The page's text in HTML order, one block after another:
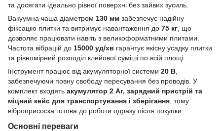
та досягати ідеально рівної поверхні без зайвих зусиль.
Вакуумна чаша діаметром 130 мм забезпечує надійну
фіксацію плитки та витримує навантаження до 75 кг , що
дозволяє працювати навіть з великоформатними плитами.
Частота вібрацій до 15000 уд/хв гарантує якісну усадку плитки
та рівномірний розподіл клейової суміші по всій площі.
Інструмент працює від акумуляторної системи 20 В
забезпечуючи повну свободу пересування без проводів. У
комплект входять акумулятор 2 Аг, зарядний пристрій та
міцний кейс для транспортування і зберігання , тому
віброприсоска готова до роботи одразу після покупки.
Основні переваги